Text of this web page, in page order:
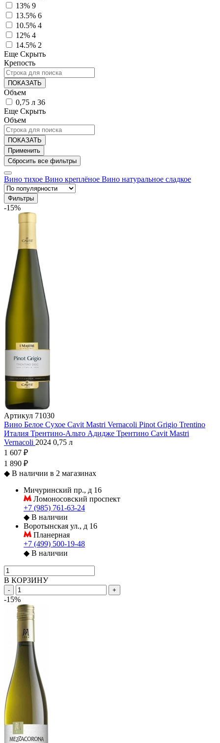
13% 9
13.5% 6
10.5% 4
12% 4
14.5% 2
Еще Скрыть
Крепость
ПОКАЗАТЬ
Объем
0,75 л 36
Еще Скрыть
Объем
ПОКАЗАТЬ
Вино тихое Вино креплёное Вино натуральное сладкое
Фильтры
-15%
Артикул 71030
Вино Белое Сухое Cavit Mastri Vernacoli Pinot Grigio Trentino
Италия Трентино-Альто Адидже Трентино Cavit Mastri
Vernacoli 2024 0,75 л
1 607 ₽
1 890 ₽
◆ В наличии в 2 магазинах
Мичуринский пр., д 16
Ломоносовский проспект
+7 (985) 761-63-24
◆ В наличии
Воротынская ул., д 16
Планерная
+7 (499) 500-19-48
◆ В наличии
В КОРЗИНУ
- +
-15%